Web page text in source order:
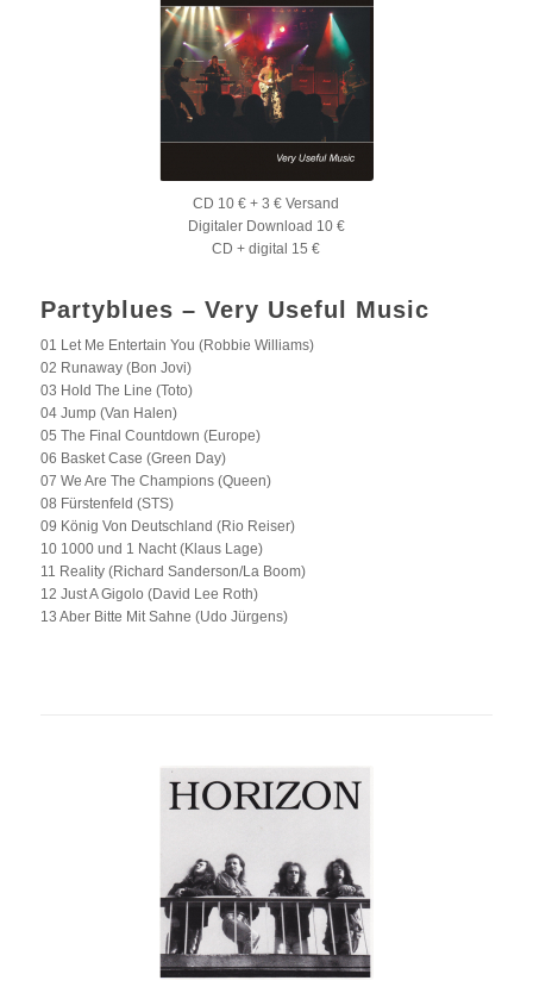
CD 10 € + 3 € Versand
Digitaler Download 10 €
CD + digital 15 €
Partyblues – Very Useful Music
01 Let Me Entertain You (Robbie Williams)
02 Runaway (Bon Jovi)
03 Hold The Line (Toto)
04 Jump (Van Halen)
05 The Final Countdown (Europe)
06 Basket Case (Green Day)
07 We Are The Champions (Queen)
08 Fürstenfeld (STS)
09 König Von Deutschland (Rio Reiser)
10 1000 und 1 Nacht (Klaus Lage)
11 Reality (Richard Sanderson/La Boom)
12 Just A Gigolo (David Lee Roth)
13 Aber Bitte Mit Sahne (Udo Jürgens)